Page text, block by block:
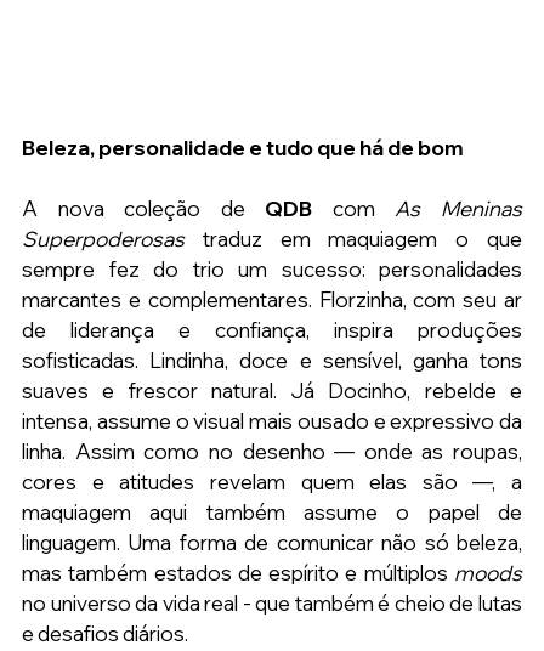
Beleza, personalidade e tudo que há de bom
A nova coleção de QDB com As Meninas
Superpoderosas traduz em maquiagem o que
sempre fez do trio um sucesso: personalidades
marcantes e complementares. Florzinha, com seu ar
de liderança e confiança, inspira produções
sofisticadas. Lindinha, doce e sensível, ganha tons
suaves e frescor natural. Já Docinho, rebelde e
intensa, assume o visual mais ousado e expressivo da
linha. Assim como no desenho — onde as roupas,
cores e atitudes revelam quem elas são —, a
maquiagem aqui também assume o papel de
linguagem. Uma forma de comunicar não só beleza,
mas também estados de espírito e múltiplos
moods
no universo da vida real - que também é cheio de lutas
e desafios diários.